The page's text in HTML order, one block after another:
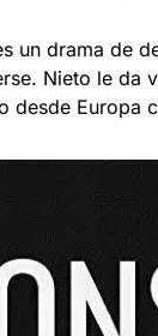
un drama de
Nieto le da
desde Europa